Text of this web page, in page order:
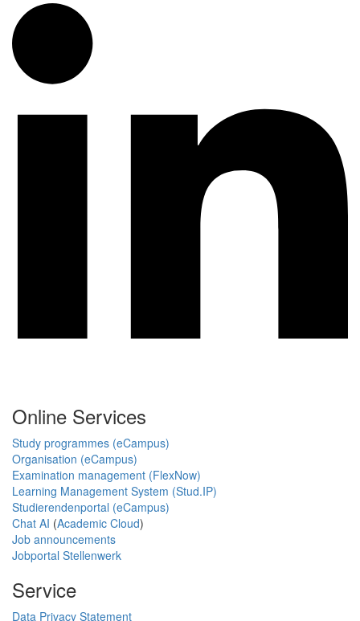
Online Services
Study programmes (eCampus)
Organisation (eCampus)
Examination management (FlexNow)
Learning Management System (Stud.IP)
Studierendenportal (eCampus)
Chat AI (Academic Cloud)
Job announcements
Jobportal Stellenwerk
Service
Data Privacy Statement